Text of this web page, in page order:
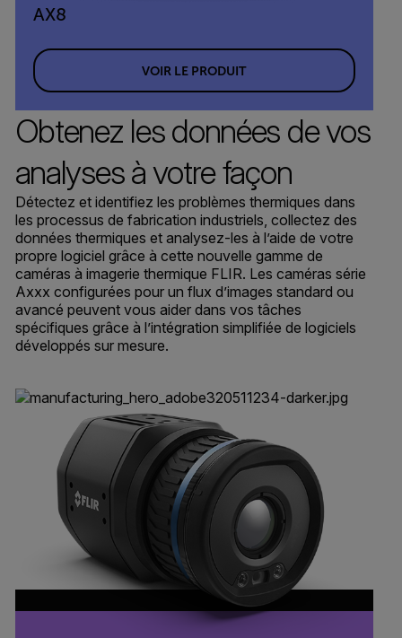
AX8
VOIR LE PRODUIT
Obtenez les données de vos
analyses à votre façon
Détectez et identifiez les problèmes thermiques dans
les processus de fabrication industriels, collectez des
données thermiques et analysez-les à l’aide de votre
propre logiciel grâce à cette nouvelle gamme de
caméras à imagerie thermique FLIR. Les caméras série
Axxx configurées pour un flux d’images standard ou
avancé peuvent vous aider dans vos tâches
spécifiques grâce à l’intégration simplifiée de logiciels
développés sur mesure.